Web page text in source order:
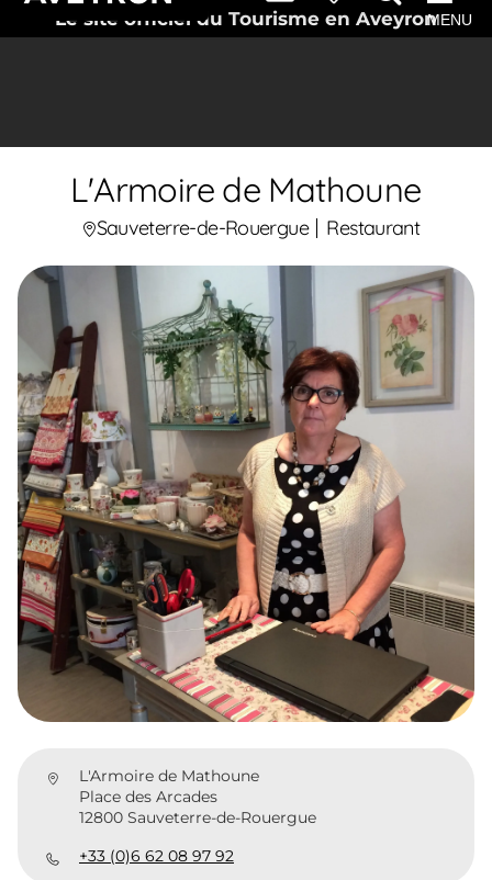
Le site officiel du Tourisme en AveyronMENU
L'Armoire de Mathoune
Sauveterre-de-Rouergue Restaurant
L'Armoire de Mathoune
Place des Arcades
12800 Sauveterre-de-Rouergue
+33 (0)6 62 08 97 92